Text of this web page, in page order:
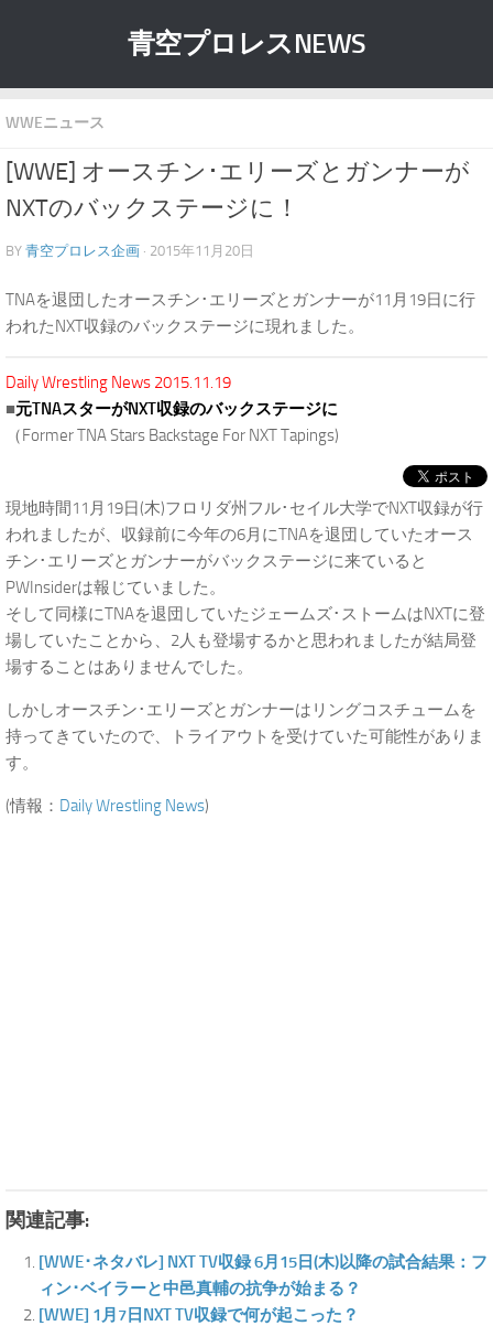
青空プロレスNEWS
WWEニュース
[WWE] オースチン･エリーズとガンナーが
NXTのバックステージに！
BY 青空プロレス企画 · 2015年11月20日
TNAを退団したオースチン･エリーズとガンナーが11月19日に行
われたNXT収録のバックステージに現れました。
Daily Wrestling News 2015.11.19
■元TNAスターがNXT収録のバックステージに
（Former TNA Stars Backstage For NXT Tapings)
現地時間11月19日(木)フロリダ州フル･セイル大学でNXT収録が行
われましたが、収録前に今年の6月にTNAを退団していたオース
チン･エリーズとガンナーがバックステージに来ていると
PWInsiderは報じていました。
そして同様にTNAを退団していたジェームズ･ストームはNXTに登
場していたことから、2人も登場するかと思われましたが結局登
場することはありませんでした。
しかしオースチン･エリーズとガンナーはリングコスチュームを
持ってきていたので、トライアウトを受けていた可能性がありま
す。
(情報： Daily Wrestling News)
関連記事:
[WWE･ネタバレ] NXT TV収録 6月15日(木)以降の試合結果：フ
ィン･ベイラーと中邑真輔の抗争が始まる？
[WWE] 1月7日NXT TV収録で何が起こった？